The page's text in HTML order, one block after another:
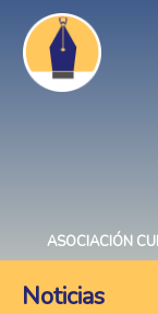
Pasar
contenido
principal
ASOCIACIÓN
Noticias